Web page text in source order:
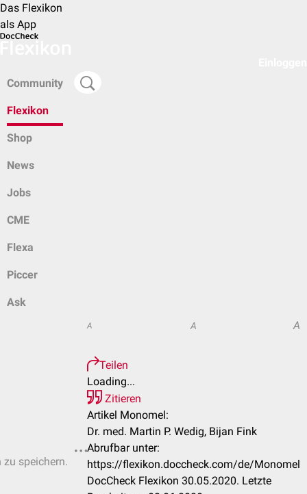
Das Flexikon
als App
Community
Flexikon
Shop
News
Jobs
CME
Flexa
Piccer
Ask
zu speichern.
A A A
Teilen
Loading...
Zitieren
Artikel Monomel:
Dr. med. Martin P. Wedig, Bijan Fink
Abrufbar unter:
https://flexikon.doccheck.com/de/Monomel
DocCheck Flexikon 30.05.2020. Letzte